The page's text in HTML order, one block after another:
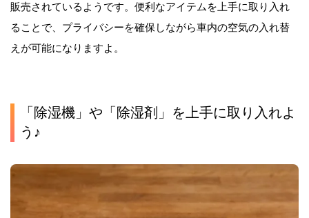
販売されているようです。便利なアイテムを上手に取り入れ
ることで、プライバシーを確保しながら車内の空気の入れ替
えが可能になりますよ。
「除湿機」や「除湿剤」を上手に取り入れよ
う♪